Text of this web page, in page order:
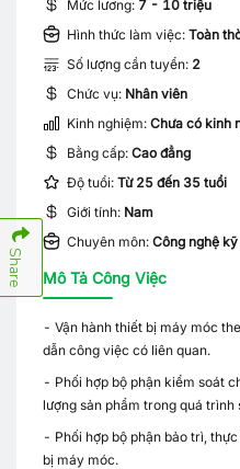
Mức lương: 7 - 10 triệu
Hình thức làm việc: Toàn
Số lượng cần tuyển: 2
Chức vụ: Nhân viên
Kinh nghiệm: Chưa có kinh
Bằng cấp: Cao đẳng
Độ tuổi: Từ 25 đến 35 tuổi
Giới tính: Nam
Chuyên môn: Công nghệ
Mô Tả Công Việc
- Vận hành thiết bị máy móc
dẫn công việc có liên quan.
- Phối hợp bộ phận kiểm soát
lượng sản phẩm trong quá trình
- Phối hợp bộ phận bảo trì,
bị máy móc.
Share